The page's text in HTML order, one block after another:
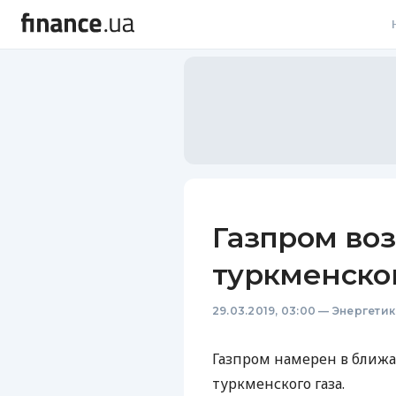
Газпром
29.03.2019, 03:00 —
Газпром намерен в
туркменского газа.